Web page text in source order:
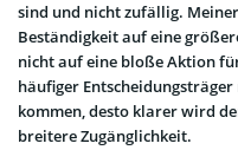
sind und nicht zufällig.
Beständigkeit auf eine
nicht auf eine bloße Aktion
häufiger
kommen, desto klarer wird
breitere Zugänglichkeit.